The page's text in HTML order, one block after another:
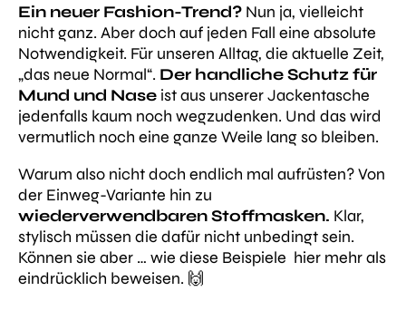
Ein neuer Fashion-Trend? Nun ja, vielleicht
nicht ganz. Aber doch auf jeden Fall eine absolute
Notwendigkeit. Für unseren Alltag, die aktuelle Zeit,
„das neue Normal“. Der handliche Schutz für
Mund und Nase ist aus unserer Jackentasche
jedenfalls kaum noch wegzudenken. Und das wird
vermutlich noch eine ganze Weile lang so bleiben.
Warum also nicht doch endlich mal aufrüsten? Von
der Einweg-Variante hin zu
wiederverwendbaren Stoffmasken. Klar,
stylisch müssen die dafür nicht unbedingt sein.
Können sie aber … wie diese Beispiele hier mehr als
eindrücklich beweisen. 🙌